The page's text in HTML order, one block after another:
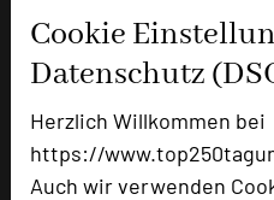
Cookie
Datenschutz
Herzlich Willkommen bei
https://
Auch wir verwenden
Ausstellungsfläche
Zimmer
Doppelzimmer
Einzelzimmer
Juniorsuiten